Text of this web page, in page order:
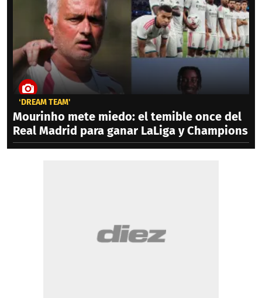
‘DREAM TEAM'
Mourinho mete miedo: el temible once del
Real Madrid para ganar LaLiga y Champions